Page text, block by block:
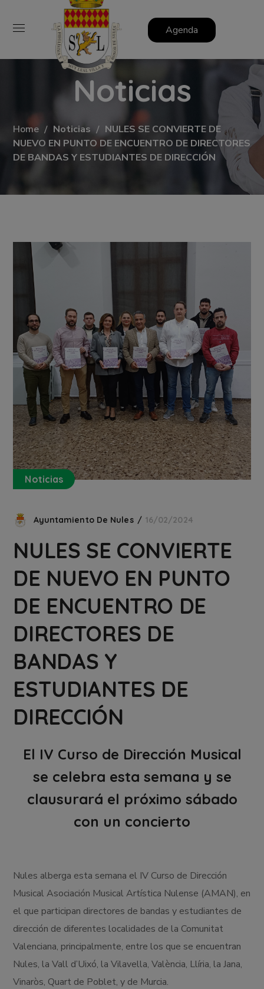
Agenda
Noticias
Home Noticias
NULES SE CONVIERTE DE
NUEVO EN PUNTO DE ENCUENTRO DE DIRECTORES
DE BANDAS Y ESTUDIANTES DE DIRECCIÓN
Noticias
Ayuntamiento De Nules 16/02/2024
NULES SE CONVIERTE
DE NUEVO EN PUNTO
DE ENCUENTRO DE
DIRECTORES DE
BANDAS Y
ESTUDIANTES DE
DIRECCIÓN
El IV Curso de Dirección Musical
se celebra esta semana y se
clausurará el próximo sábado
con un concierto
Nules alberga esta semana el IV Curso de Dirección
Musical Asociación Musical Artística Nulense (AMAN), en
el que participan directores de bandas y estudiantes de
dirección de diferentes localidades de la Comunitat
Valenciana, principalmente, entre los que se encuentran
Nules, la Vall d’Uixó, la Vilavella, València, Llíria, la Jana,
Vinaròs, Quart de Poblet, y de Murcia.